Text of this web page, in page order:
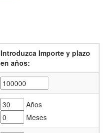
Introduzca Importe y plazo
en años:
Años
Meses